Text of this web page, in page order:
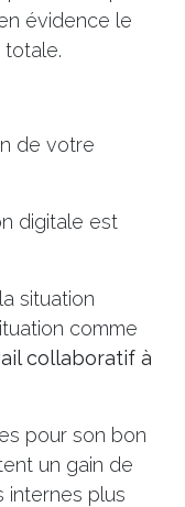
évidence le
totale.
de votre
digitale est
situation
comme
collaboratif à
pour son bon
un gain de
internes plus